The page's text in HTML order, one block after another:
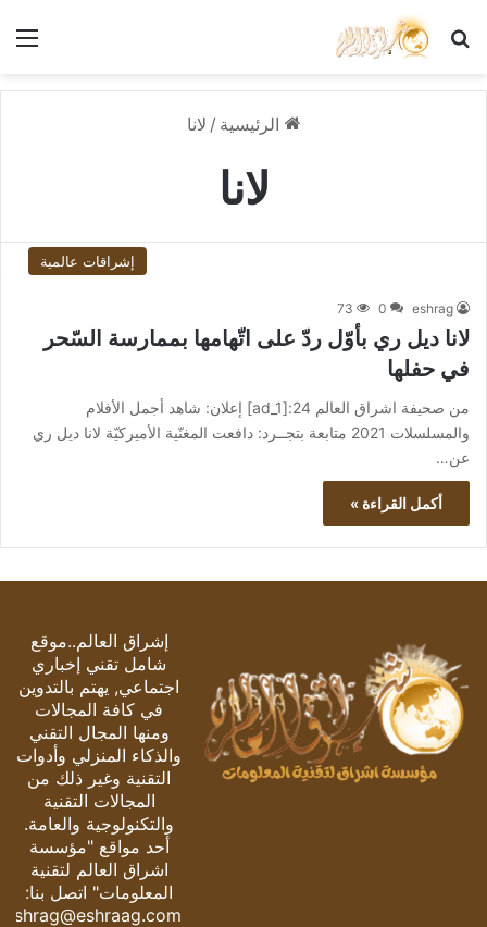
بحث عن
الرئيسية / لانا
لانا
إشراقات عالمية
eshrag
0
73
لانا ديل ري بأوّل ردّ على اتّهامها بممارسة السّحر
في حفلها
من صحيفة اشراق العالم 24:[ad_1] إعلان: شاهد أجمل الأفلام
والمسلسلات 2021 متابعة بتجــرد: دافعت المغنّية الأميركيّة لانا ديل ري
عن…
أكمل القراءة »
إشراق العالم..موقع
شامل تقني إخباري
اجتماعي, يهتم بالتدوين
في كافة المجالات
ومنها المجال التقني
والذكاء المنزلي وأدوات
التقنية وغير ذلك من
المجالات التقنية
والتكنولوجية والعامة.
أحد مواقع "مؤسسة
اشراق العالم لتقنية
المعلومات" اتصل بنا:
eshrag@eshraag.com